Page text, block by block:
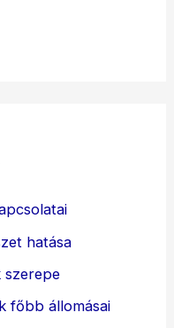
hatása
szerepe
főbb állomásai